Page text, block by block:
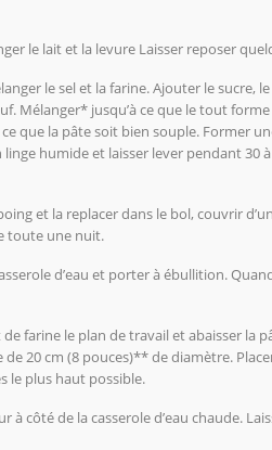
le lait et la levure Laisser reposer
le sel et la farine. Ajouter le sucre,
Mélanger* jusqu’à ce que le tout
que la pâte soit bien souple. Former
linge humide et laisser lever pendant 30
et la replacer dans le bol, couvrir
toute une nuit.
d’eau et porter à ébullition.
farine le plan de travail et abaisser la
20 cm (8 pouces)** de diamètre.
le plus haut possible.
à côté de la casserole d’eau chaude.